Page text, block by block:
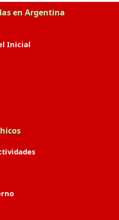
en Argentina
Inicial